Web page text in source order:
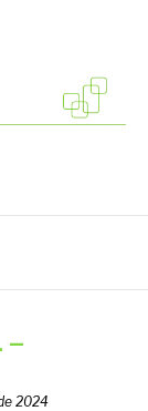
–
2024